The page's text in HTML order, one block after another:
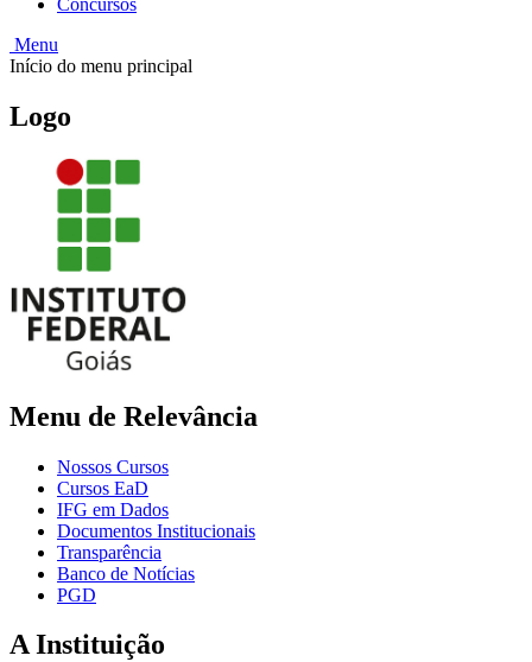
Concursos
Menu
Início do menu principal
Logo
Menu de Relevância
Nossos Cursos
Cursos EaD
IFG em Dados
Documentos Institucionais
Transparência
Banco de Notícias
PGD
A Instituição